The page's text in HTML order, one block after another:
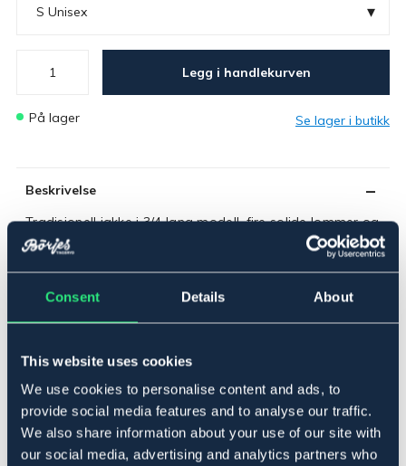
Consent Details About
This website uses cookies
We use cookies to personalise content and ads, to
provide social media features and to analyse our traffic.
We also share information about your use of our site with
our social media, advertising and analytics partners who
S Unisex ▾
Legg i handlekurven
På lager Se lager i butikk
Beskrivelse
Tradisjonell jakke i 3/4 lang modell, fire solide lommer og
en stor innerlomme. Avtakbar hette. Kraftig 2-veis
messingglidelås. For voks til regnjakke, se varenr. 1009.
Tänk på storleken: Eftersom modellen är unisex kan den
För bästa passform – kika gärna i vår storleksguide
BRUN